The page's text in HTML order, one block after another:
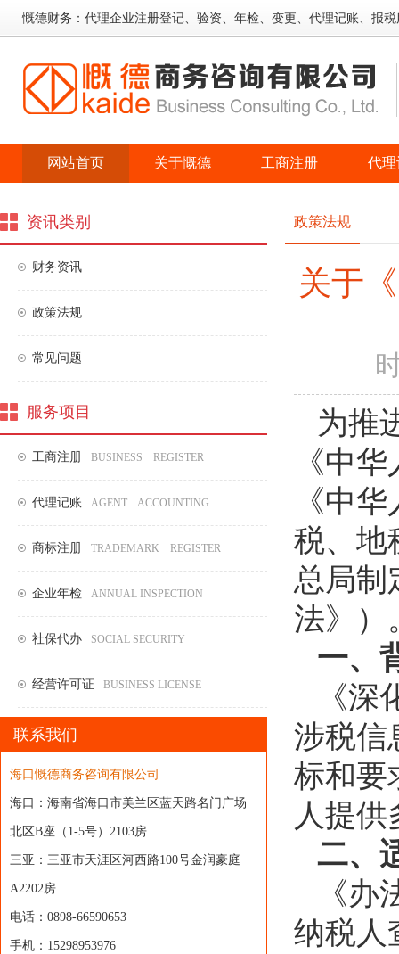
慨德财务：代理企业注册登记、验资、年检、变更、代理记账、报税
网站首页 关于慨德 工商注册 代
资讯类别
财务资讯
政策法规
常见问题
服务项目
工商注册 BUSINESS REGISTER
代理记账 AGENT ACCOUNTING
商标注册 TRADEMARK REGISTER
企业年检 ANNUAL INSPECTION
社保代办 SOCIAL SECURITY
经营许可证 BUSINESS LICENSE
联系我们
海口慨德商务咨询有限公司
海口：海南省海口市美兰区蓝天路名门广场
北区B座（1-5号）2103房
三亚：三亚市天涯区河西路100号金润豪庭
A2202房
电话：0898-66590653
手机：15298953976
政策法规
关于
为推
《中
《中
税、地
总局制
法》）
一、
《
涉税信
标和要
人提
二、
《
纳税人